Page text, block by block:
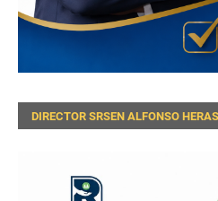
DIRECTOR SRSEN ALFONSO